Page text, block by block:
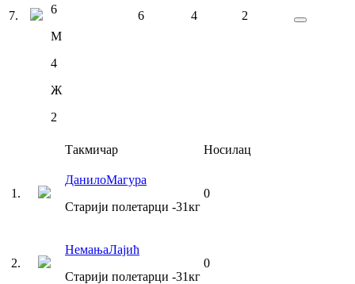
7.
6
М
4
Ж
2
6 4 2
Такмичар Носилац
1 .
ДанилоМагура
Старији полетарци -31кг
0
2.
НемањаЛајић
Старији полетарци -31кг
0